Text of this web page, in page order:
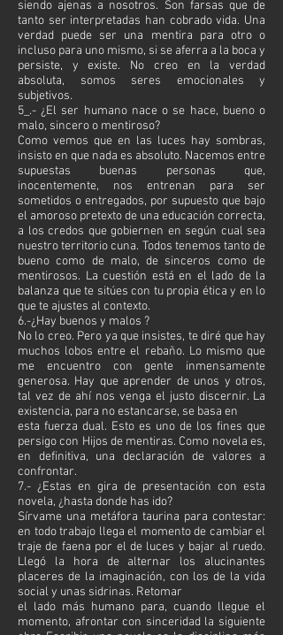
siendo ajenas a nosotros. Son farsas que de
tanto ser interpretadas han cobrado vida. Una
verdad puede ser una mentira para otro o
incluso para uno mismo, si se aferra a la boca y
persiste, y existe. No creo en la verdad
absoluta, somos seres emocionales y
subjetivos.
5_.- ¿El ser humano nace o se hace, bueno o
malo, sincero o mentiroso?
Como vemos que en las luces hay sombras,
insisto en que nada es absoluto. Nacemos entre
supuestas buenas personas que,
inocentemente, nos entrenan para ser
sometidos o entregados, por supuesto que bajo
el amoroso pretexto de una educación correcta,
a los credos que gobiernen en según cual sea
nuestro territorio cuna. Todos tenemos tanto de
bueno como de malo, de sinceros como de
mentirosos. La cuestión está en el lado de la
balanza que te sitúes con tu propia ética y en lo
que te ajustes al contexto.
6.-¿Hay buenos y malos ?
No lo creo. Pero ya que insistes, te diré que hay
muchos lobos entre el rebaño. Lo mismo que
me encuentro con gente inmensamente
generosa. Hay que aprender de unos y otros,
tal vez de ahí nos venga el justo discernir. La
existencia, para no estancarse, se basa en
esta fuerza dual. Esto es uno de los fines que
persigo con Hijos de mentiras. Como novela es,
en definitiva, una declaración de valores a
confrontar.
7.- ¿Estas en gira de presentación con esta
novela, ¿hasta donde has ido?
Sírvame una metáfora taurina para contestar:
en todo trabajo llega el momento de cambiar el
traje de faena por el de luces y bajar al ruedo.
Llegó la hora de alternar los alucinantes
placeres de la imaginación, con los de la vida
social y unas sidrinas. Retomar
el lado más humano para, cuando llegue el
momento, afrontar con sinceridad la siguiente